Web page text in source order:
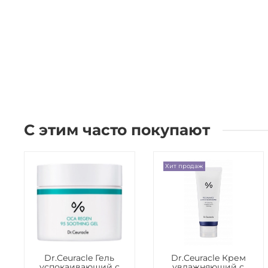
С этим часто покупают
Dr.Ceuracle Гель
Хит продаж
Dr.Ceuracle Крем